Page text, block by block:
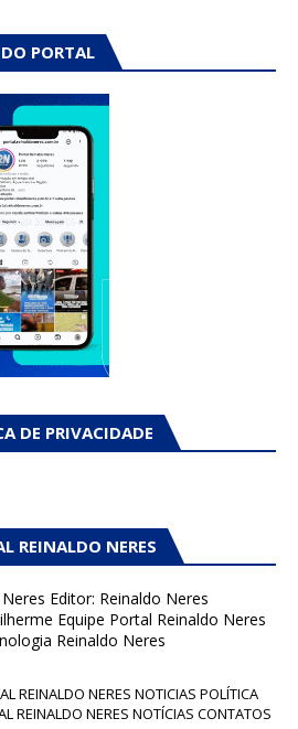
PORTAL
DE PRIVACIDADE
REINALDO NERES
Editor: Reinaldo Neres
Equipe Portal Reinaldo Neres
Reinaldo Neres
REINALDO NERES NOTICIAS POLÍTICA
REINALDO NERES NOTÍCIAS CONTATOS